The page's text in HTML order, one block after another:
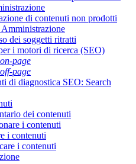
di contenuti non prodotti
dei soggetti ritratti
i motori di ricerca (SEO)
on-page
off-page
di diagnostica SEO: Search
dei contenuti
i contenuti
i contenuti
i contenuti